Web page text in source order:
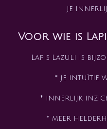
je
Voor wie is
Lapis Lazuli is
* je intuïtie
* innerlijk
* meer